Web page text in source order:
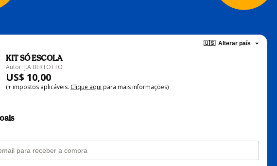
🇺🇸 Alterar país
KIT SÓ ESCOLA
Autor: J.A BERTOTTO
US$ 10,00
(+ impostos aplicáveis. Clique aqui para mais informações)